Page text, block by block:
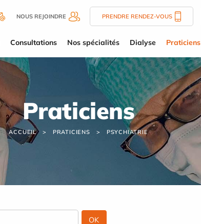
NOUS REJOINDRE PRENDRE RENDEZ-VOUS
Consultations Nos spécialités Dialyse Praticiens
Praticiens
ACCUEIL PRATICIENS PSYCHIATRIE